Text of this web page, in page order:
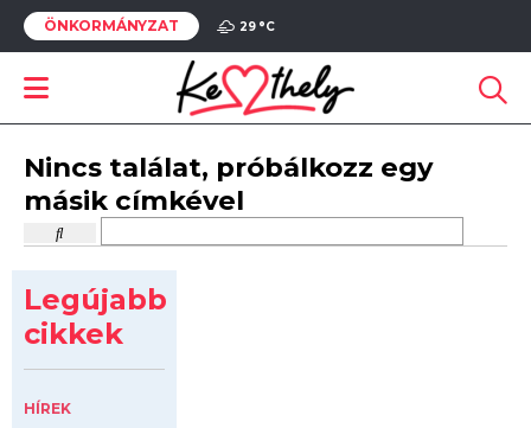
ÖNKORMÁNYZAT 29 °C
Nincs találat, próbálkozz egy
másik címkével
Legújabb
cikkek
HÍREK